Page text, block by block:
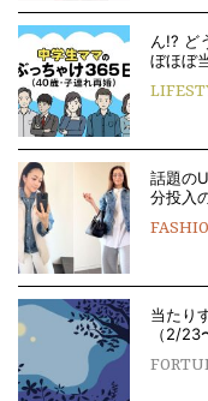
ん!? ど
ぼほぼ
話題の
分投入
当たり
（2/